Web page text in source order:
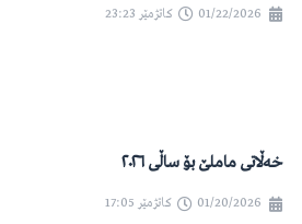
01/22/2026 کاتژمێر 23:23
خەڵاتی ماملێ بۆ ساڵی ٢٠٢٦
01/20/2026 کاتژمێر 17:05